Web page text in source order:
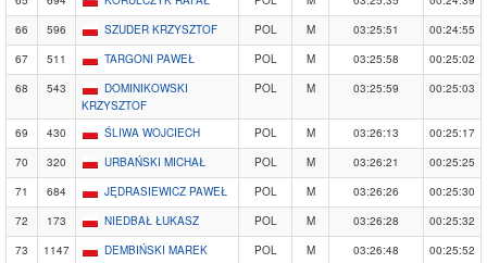
66
596 SZUDER KRZYSZTOF POL M 03:25:51
00:24:55
67
511 TARGONI PAWEŁ POL M 03:25:58
00:25:02
68
543
DOMINIKOWSKI
KRZYSZTOF
POL M 03:25:59 00:25:03
69 430 ŚLIWA WOJCIECH POL M 03:26:13
00:25:17
70
320 URBAŃSKI MICHAŁ POL M 03:26:21
00:25:25
71
684 JĘDRASIEWICZ PAWEŁ POL M 03:26:26
00:25:30
72
173 NIEDBAŁ ŁUKASZ POL M 03:26:28
00:25:32
73
1147 DEMBIŃSKI MAREK POL M 03:26:48
00:25:52